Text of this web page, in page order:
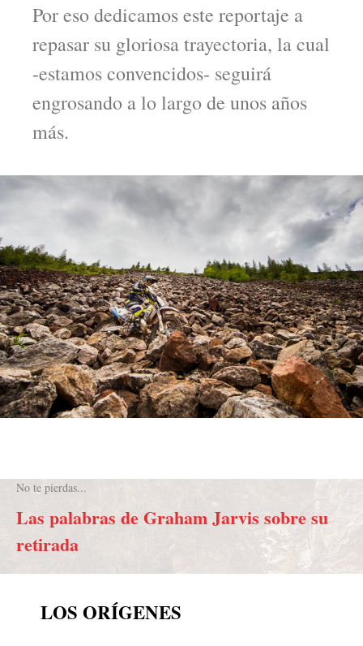
Por eso dedicamos este reportaje a
repasar su gloriosa trayectoria, la cual
-estamos convencidos- seguirá
engrosando a lo largo de unos años
más.
No te pierdas...
Las palabras de Graham Jarvis sobre su
retirada
LOS ORÍGENES